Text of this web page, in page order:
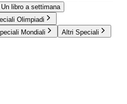
Un libro a settimana
Olimpiadi
Mondiali Altri Speciali